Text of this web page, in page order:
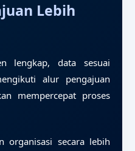
Lebih
lengkap, data sesuai
alur pengajuan
mempercepat proses
organisasi secara lebih